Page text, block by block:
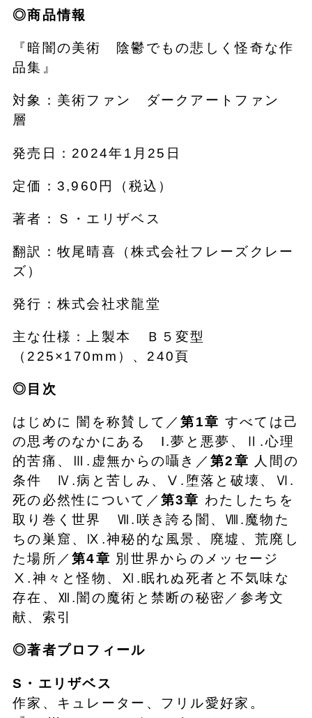
◎商品情報
『暗闇の美術 陰鬱でもの悲しく怪奇な作
品集』
対象：美術ファン ダークアートファン
層
発売日：2024年1月25日
定価：3,960円（税込）
著者：Ｓ・エリザベス
翻訳：牧尾晴喜（株式会社フレーズクレー
ズ）
発行：株式会社求龍堂
主な仕様：上製本 Ｂ５変型
（225×170mm）、240頁
◎目次
はじめに 闇を称賛して／第1章 すべては己
の思考のなかにある I.夢と悪夢、Ⅱ.心理
的苦痛、Ⅲ.虚無からの囁き／第2章 人間の
条件 Ⅳ.病と苦しみ、Ⅴ.堕落と破壊、Ⅵ.
死の必然性について／ 第3章 わたしたちを
取り巻く世界 Ⅶ.咲き誇る闇、Ⅷ.魔物た
ちの巣窟、Ⅸ.神秘的な風景、廃墟、荒廃し
た場所／第4章 別世界からのメッセージ
Ⅹ.神々と怪物、Ⅺ.眠れぬ死者と不気味な
存在、Ⅻ.闇の魔術と禁断の秘密／参考文
献、索引
◎著者プロフィール
S・エリザベス
作家、キュレーター、フリル愛好家。